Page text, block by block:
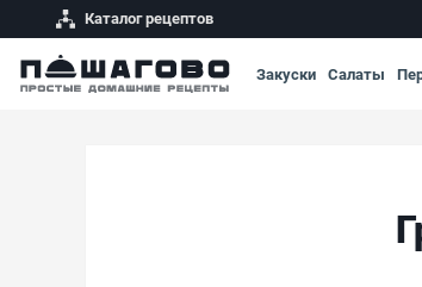
Каталог рецептов
Закуски Салаты